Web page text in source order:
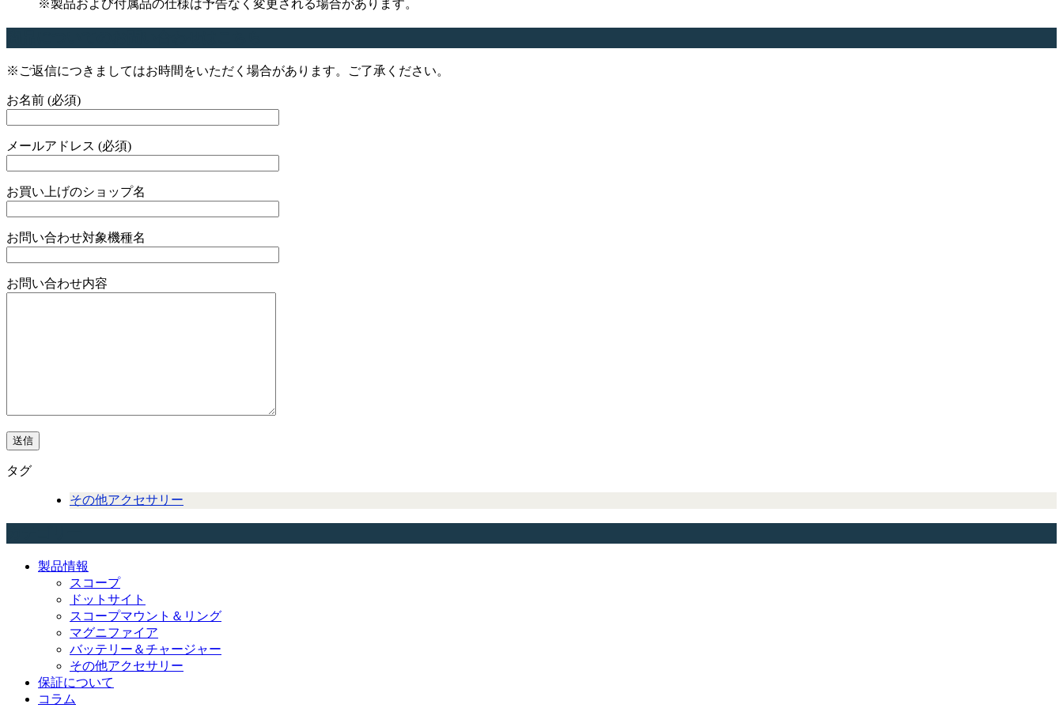
※製品および付属品の仕様は予告なく変更される場合があります。
※ご返信につきましてはお時間をいただく場合があります。ご了承ください。
お名前 (必須)
メールアドレス (必須)
お買い上げのショップ名
お問い合わせ対象機種名
お問い合わせ内容
タグ
その他アクセサリー
製品情報
スコープ
ドットサイト
スコープマウント＆リング
マグニファイア
バッテリー＆チャージャー
その他アクセサリー
保証について
コラム